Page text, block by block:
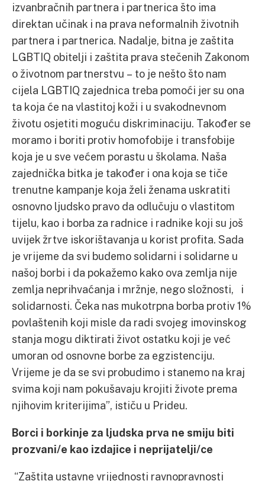
izvanbračnih partnera i partnerica što ima
direktan učinak i na prava neformalnih životnih
partnera i partnerica. Nadalje, bitna je zaštita
LGBTIQ obitelji i zaštita prava stečenih Zakonom
o životnom partnerstvu – to je nešto što nam
cijela LGBTIQ zajednica treba pomoći jer su ona
ta koja će na vlastitoj koži i u svakodnevnom
životu osjetiti moguću diskriminaciju. Također se
moramo i boriti protiv homofobije i transfobije
koja je u sve većem porastu u školama. Naša
zajednička bitka je također i ona koja se tiče
trenutne kampanje koja želi ženama uskratiti
osnovno ljudsko pravo da odlučuju o vlastitom
tijelu, kao i borba za radnice i radnike koji su još
uvijek žrtve iskorištavanja u korist profita. Sada
je vrijeme da svi budemo solidarni i solidarne u
našoj borbi i da pokažemo kako ova zemlja nije
zemlja neprihvaćanja i mržnje, nego složnosti, i
solidarnosti. Čeka nas mukotrpna borba protiv 1%
povlaštenih koji misle da radi svojeg imovinskog
stanja mogu diktirati život ostatku koji je već
umoran od osnovne borbe za egzistenciju.
Vrijeme je da se svi probudimo i stanemo na kraj
svima koji nam pokušavaju krojiti živote prema
njihovim kriterijima”, ističu u Prideu.
Borci i borkinje za ljudska prva ne smiju biti
prozvani/e kao izdajice i neprijatelji/ce
“Zaštita ustavne vrijednosti ravnopravnosti